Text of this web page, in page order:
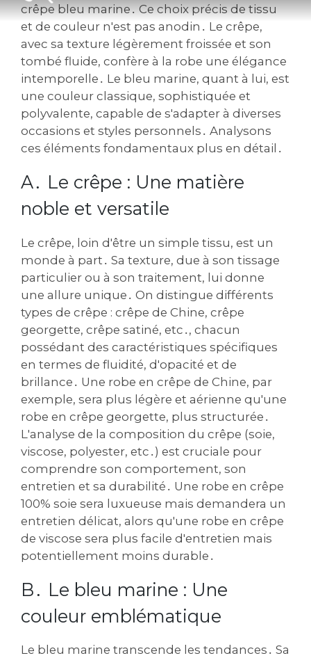
crêpe bleu marine․ Ce choix précis de tissu
et de couleur n'est pas anodin․ Le crêpe‚
avec sa texture légèrement froissée et son
tombé fluide‚ confère à la robe une élégance
intemporelle․ Le bleu marine‚ quant à lui‚ est
une couleur classique‚ sophistiquée et
polyvalente‚ capable de s'adapter à diverses
occasions et styles personnels․ Analysons
ces éléments fondamentaux plus en détail․
A․ Le crêpe : Une matière
noble et versatile
Le crêpe‚ loin d'être un simple tissu‚ est un
monde à part․ Sa texture‚ due à son tissage
particulier ou à son traitement‚ lui donne
une allure unique․ On distingue différents
types de crêpe : crêpe de Chine‚ crêpe
georgette‚ crêpe satiné‚ etc․‚ chacun
possédant des caractéristiques spécifiques
en termes de fluidité‚ d'opacité et de
brillance․ Une robe en crêpe de Chine‚ par
exemple‚ sera plus légère et aérienne qu'une
robe en crêpe georgette‚ plus structurée․
L'analyse de la composition du crêpe (soie‚
viscose‚ polyester‚ etc․) est cruciale pour
comprendre son comportement‚ son
entretien et sa durabilité․ Une robe en crêpe
100% soie sera luxueuse mais demandera un
entretien délicat‚ alors qu'une robe en crêpe
de viscose sera plus facile d'entretien mais
potentiellement moins durable․
B․ Le bleu marine : Une
couleur emblématique
Le bleu marine transcende les tendances․ Sa